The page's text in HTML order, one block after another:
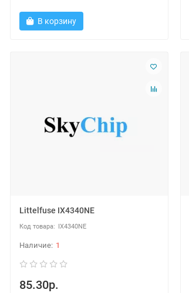
В корзину
Littelfuse IX4340NE
IX4340NE
1
85.30р.